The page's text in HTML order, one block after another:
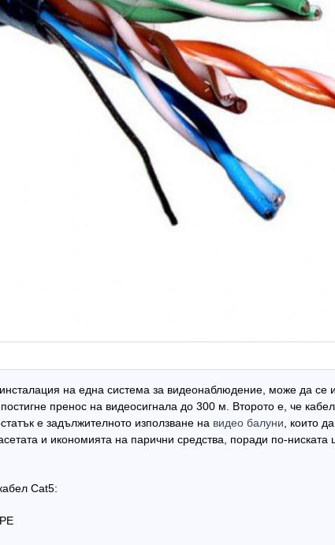
на една система за видеонаблюдение, може да се
пренос на видеосигнала до 300 м. Второто е, че
е задължителното използване на видео балуни , които
и икономията на парични средства, поради по-
Cat5: